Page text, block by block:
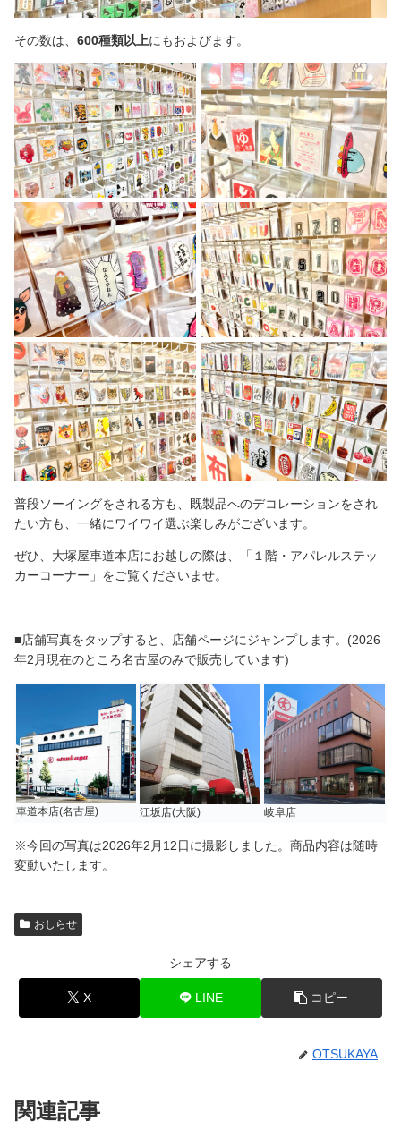
その数は、 600種類以上にもおよびます。
普段ソーイングをされる方も、既製品へのデコレーションをされ
たい方も、一緒にワイワイ選ぶ楽しみがございます。
ぜひ、大塚屋車道本店にお越しの際は、「１階・アパレルステッ
カーコーナー」をご覧くださいませ。
■店舗写真をタップすると、店舗ページにジャンプします。(2026
年2月現在のところ名古屋のみで販売しています)
車道本店(名古屋) 江坂店(大阪) 岐阜店
※今回の写真は2026年2月12日に撮影しました。商品内容は随時
変動いたします。
おしらせ
シェアする
X LINE コピー
OTSUKAYA
関連記事